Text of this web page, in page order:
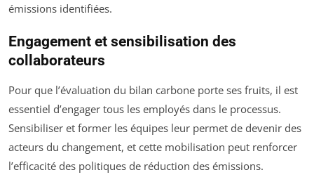
émissions identifiées.
Engagement et sensibilisation des
collaborateurs
Pour que l’évaluation du bilan carbone porte ses fruits, il est
essentiel d’engager tous les employés dans le processus.
Sensibiliser et former les équipes leur permet de devenir des
acteurs du changement, et cette mobilisation peut renforcer
l’efficacité des politiques de réduction des émissions.